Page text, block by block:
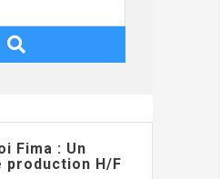
Fima : Un
production H/F